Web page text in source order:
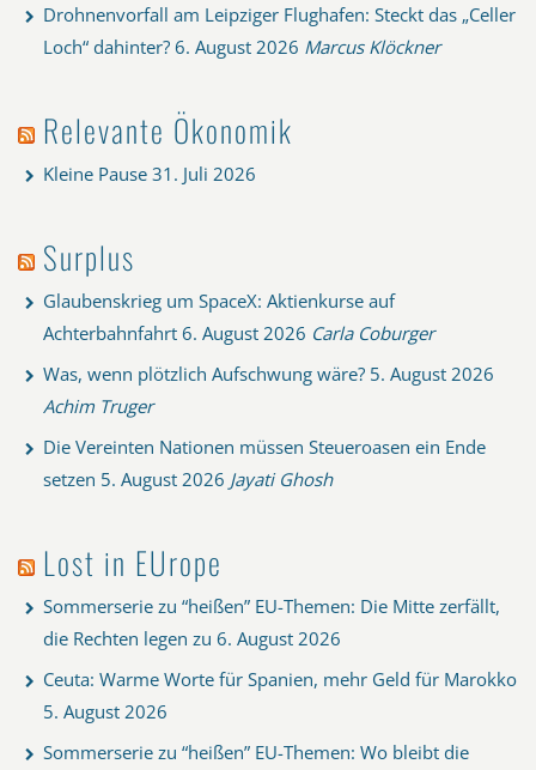
Drohnenvorfall am Leipziger Flughafen: Steckt das „Celler
Loch“ dahinter? 6. August 2026 Marcus Klöckner
Relevante Ökonomik
Kleine Pause 31. Juli 2026
Surplus
Glaubenskrieg um SpaceX: Aktienkurse auf
Achterbahnfahrt 6. August 2026 Carla Coburger
Was, wenn plötzlich Aufschwung wäre? 5. August 2026
Achim Truger
Die Vereinten Nationen müssen Steueroasen ein Ende
setzen 5. August 2026 Jayati Ghosh
Lost in EUrope
Sommerserie zu “heißen” EU-Themen: Die Mitte zerfällt,
die Rechten legen zu 6. August 2026
Ceuta: Warme Worte für Spanien, mehr Geld für Marokko
5. August 2026
Sommerserie zu “heißen” EU-Themen: Wo bleibt die